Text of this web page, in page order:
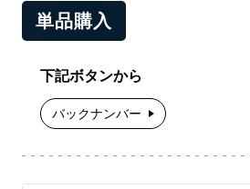
単品購入
下記ボタンから
バックナンバー